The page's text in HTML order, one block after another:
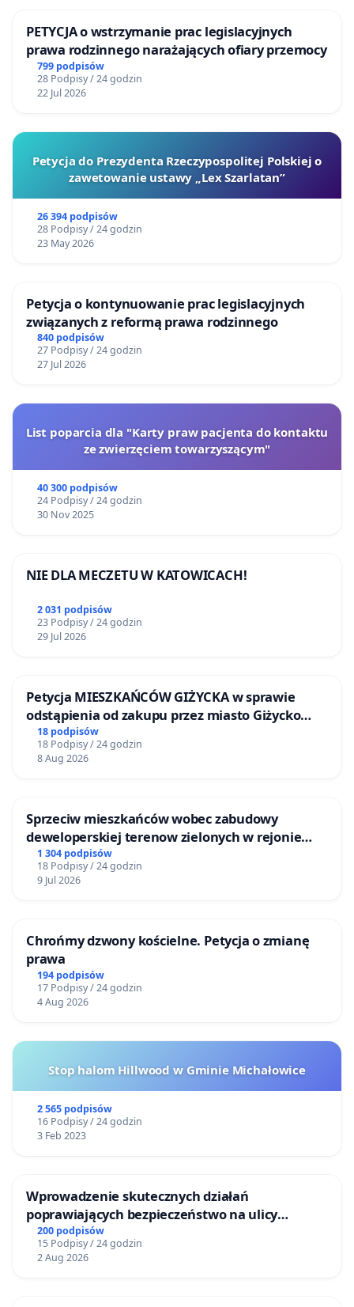
PETYCJA o wstrzymanie prac legislacyjnych
prawa rodzinnego narażających ofiary przemocy
799 podpisów
28 Podpisy / 24 godzin
22 Jul 2026
Petycja do Prezydenta Rzeczypospolitej Polskiej o
zawetowanie ustawy „Lex Szarlatan”
26 394 podpisów
28 Podpisy / 24 godzin
23 May 2026
Petycja o kontynuowanie prac legislacyjnych
związanych z reformą prawa rodzinnego
840 podpisów
27 Podpisy / 24 godzin
27 Jul 2026
List poparcia dla "Karty praw pacjenta do kontaktu
ze zwierzęciem towarzyszącym"
40 300 podpisów
24 Podpisy / 24 godzin
30 Nov 2025
NIE DLA MECZETU W KATOWICACH!
2 031 podpisów
23 Podpisy / 24 godzin
29 Jul 2026
Petycja MIESZKAŃCÓW GIŻYCKA w sprawie
odstąpienia od zakupu przez miasto Giżycko
nieruchomości położonej nad jeziorem Niegocin
18 podpisów
18 Podpisy / 24 godzin
8 Aug 2026
Sprzeciw mieszkańców wobec zabudowy
deweloperskiej terenow zielonych w rejonie
Bulwarów Straceńskich w Bielsku-Białej
1 304 podpisów
18 Podpisy / 24 godzin
9 Jul 2026
Chrońmy dzwony kościelne. Petycja o zmianę
prawa
194 podpisów
17 Podpisy / 24 godzin
4 Aug 2026
Stop halom Hillwood w Gminie Michałowice
2 565 podpisów
16 Podpisy / 24 godzin
3 Feb 2023
Wprowadzenie skutecznych działań
poprawiających bezpieczeństwo na ulicy
Żeromskiego w Otwocku
200 podpisów
15 Podpisy / 24 godzin
2 Aug 2026